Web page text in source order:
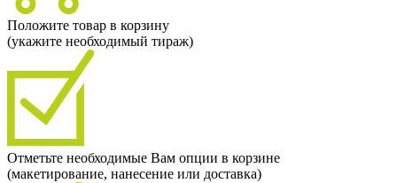
Положите товар в корзину
(укажите необходимый тираж)
Отметьте необходимые Вам опции в корзине
(макетирование, нанесение или доставка)